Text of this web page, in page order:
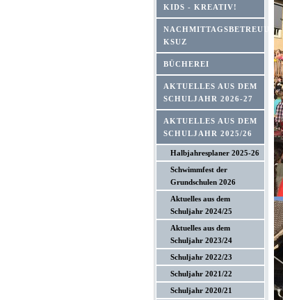
KIDS - KREATIV!
NACHMITTAGSBETREUUNG
KSUZ
BÜCHEREI
AKTUELLES AUS DEM
SCHULJAHR 2026-27
AKTUELLES AUS DEM
SCHULJAHR 2025/26
Halbjahresplaner 2025-26
Schwimmfest der
Grundschulen 2026
Aktuelles aus dem
Schuljahr 2024/25
Aktuelles aus dem
Schuljahr 2023/24
Schuljahr 2022/23
Schuljahr 2021/22
Schuljahr 2020/21